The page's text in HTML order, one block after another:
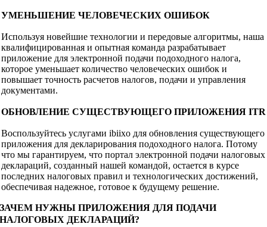
УМЕНЬШЕНИЕ ЧЕЛОВЕЧЕСКИХ ОШИБОК
Используя новейшие технологии и передовые алгоритмы, наша
квалифицированная и опытная команда разрабатывает
приложение для электронной подачи подоходного налога,
которое уменьшает количество человеческих ошибок и
повышает точность расчетов налогов, подачи и управления
документами.
ОБНОВЛЕНИЕ СУЩЕСТВУЮЩЕГО ПРИЛОЖЕНИЯ ITR
Воспользуйтесь услугами ibiixo для обновления существующего
приложения для декларирования подоходного налога. Потому
что мы гарантируем, что портал электронной подачи налоговых
деклараций, созданный нашей командой, остается в курсе
последних налоговых правил и технологических достижений,
обеспечивая надежное, готовое к будущему решение.
ЗАЧЕМ НУЖНЫ ПРИЛОЖЕНИЯ ДЛЯ ПОДАЧИ
НАЛОГОВЫХ ДЕКЛАРАЦИЙ?